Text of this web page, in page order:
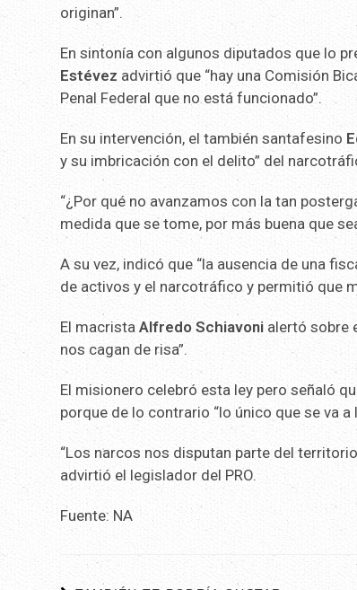
originan”.
En sintonía con algunos diputados que lo
Estévez advirtió que “hay una Comisión
Penal Federal que no está funcionado”.
En su intervención, el también santafesino
y su imbricación con el delito” del
“¿Por qué no avanzamos con la tan
medida que se tome, por más buena que
A su vez, indicó que “la ausencia de una
de activos y el narcotráfico y permitió que
El macristaAlfredo Schiavoni alertó sobre
nos cagan de risa”.
El misionero celebró esta ley pero señaló
porque de lo contrario “lo único que se va
“Los narcos nos disputan parte del
advirtió el legislador del PRO.
Fuente: NA